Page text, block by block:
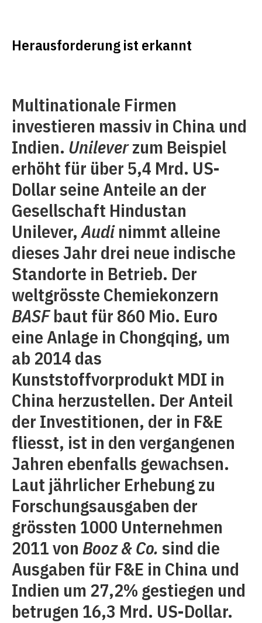
Herausforderung ist erkannt
Multinationale Firmen
investieren massiv in China und
Indien. Unileverzum Beispiel
erhöht für über 5,4 Mrd. US-
Dollar seine Anteile an der
Gesellschaft Hindustan
Unilever,Audinimmt alleine
dieses Jahr drei neue indische
Standorte in Betrieb. Der
weltgrösste Chemiekonzern
BASFbaut für 860 Mio. Euro
eine Anlage in Chongqing, um
ab 2014 das
Kunststoffvorprodukt MDI in
China herzustellen. Der Anteil
der Investitionen, der in F&E
fliesst, ist in den vergangenen
Jahren ebenfalls gewachsen.
Laut jährlicher Erhebung zu
Forschungsausgaben der
grössten 1000 Unternehmen
2011 von Booz & Co. sind die
Ausgaben für F&E in China und
Indien um 27,2% gestiegen und
betrugen 16,3 Mrd. US-Dollar.